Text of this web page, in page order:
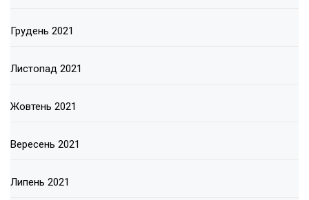
Грудень 2021
Листопад 2021
Жовтень 2021
Вересень 2021
Липень 2021